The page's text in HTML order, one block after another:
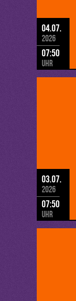
04.07.
2026
07:50
Uhr
03.07.
2026
07:50
Uhr